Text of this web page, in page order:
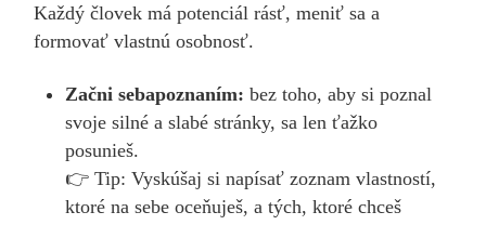
Každý človek má potenciál rásť, meniť sa a
formovať vlastnú osobnosť.
Začni sebapoznaním:bez toho, aby si poznal
svoje silné a slabé stránky, sa len ťažko
posunieš.
👉 Tip: Vyskúšaj si napísať zoznam vlastností,
ktoré na sebe oceňuješ, a tých, ktoré chceš